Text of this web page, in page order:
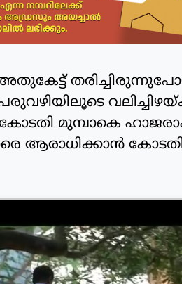
അതുകേട്ട്
പെരുവഴിയിലൂടെ
കോടതി മുമ്പാകെ
ആരാധിക്കാന്‍